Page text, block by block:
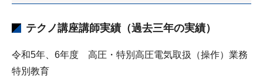
テクノ講座講師実績（過去三年の実績）
令和5年、6年度 高圧・特別高圧電気取扱（操作）業務
特別教育